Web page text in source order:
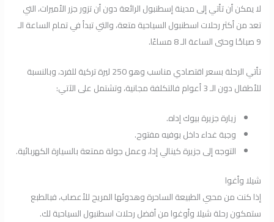
لا يمكن أن تأتي إلى مدينة إسطنبول الرائعة دون أن تزور جزر الأميرات، التي
تعد من أكثر رحلات اسطنبول السياحية متعة، والتي تبدأ في تمام الساعة الـ
9 صباحًا وحتى الساعة الـ 8 مساءًا.
تأتي الرحلة بسعر اقتصادي مناسب وهو 250 ليرة تركية للفرد، وبالنسبة
للأطفال دون الـ 3 أعوام فالتكلفة مجانية، وتشتمل على الآتي:
زيارة جزيرة بيوك إداه.
وجبة غداء داخل بوفيه مفتوح.
التوجه إلى جزيرة كينالي إدا، وعمل جولة ممتعة بالسيارة الكهربائية.
شيلا وأغوا
إذا كنت من محبي الطبيعة الساحرة وهدوئها المريح للأعصاب، فبالطبع
ستمكون رحلة شيلا وأوغوا من أفضل رحلات اسطنبول السياحية لك.